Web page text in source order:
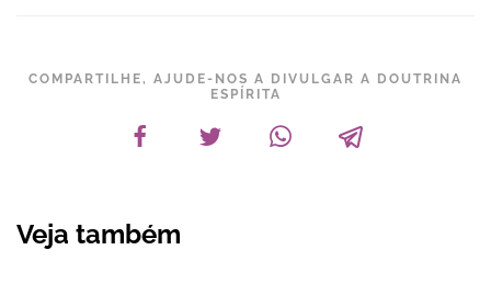
COMPARTILHE, AJUDE-NOS A DIVULGAR A DOUTRINA
ESPÍRITA
Veja também